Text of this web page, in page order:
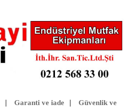
Garanti ve iade
Güvenlik ve